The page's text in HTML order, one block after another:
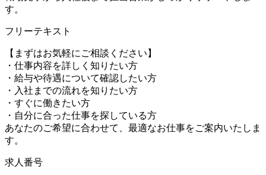
す。
フリーテキスト
【まずはお気軽にご相談ください】
・仕事内容を詳しく知りたい方
・給与や待遇について確認したい方
・入社までの流れを知りたい方
・すぐに働きたい方
・自分に合った仕事を探している方
あなたのご希望に合わせて、最適なお仕事をご案内いたしま
す。
求人番号